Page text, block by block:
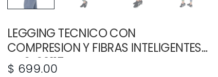
LEGGING TECNICO CON
COMPRESION Y FIBRAS INTELIGENTES
LE-2-00117
$ 699.00